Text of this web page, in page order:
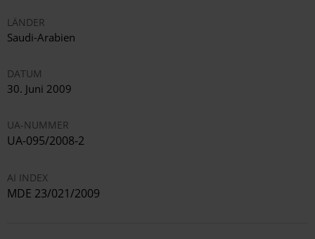
LÄNDER
Saudi-Arabien
DATUM
30. Juni 2009
UA-NUMMER
UA-095/2008-2
AI INDEX
MDE 23/021/2009